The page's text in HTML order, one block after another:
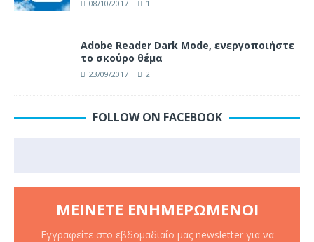
08/10/2017 1
Adobe Reader Dark Mode, ενεργοποιήστε
το σκούρο θέμα
23/09/2017 2
FOLLOW ON FACEBOOK
ΜΕΊΝΕΤΕ ΕΝΗΜΕΡΩΜΈΝΟΙ
Εγγραφείτε στο εβδομαδιαίο μας newsletter για να